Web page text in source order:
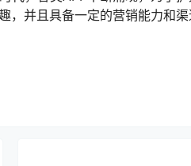
，并且具备一定的营销能力和